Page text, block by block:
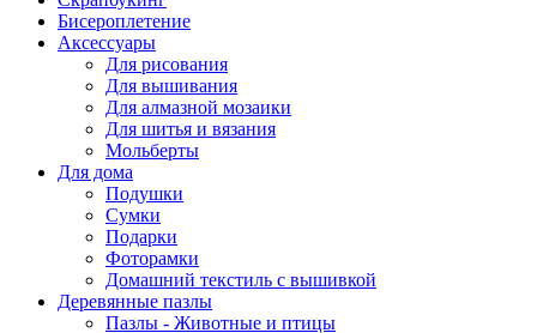
Бисероплетение
Аксессуары
Для рисования
Для вышивания
Для алмазной мозаики
Для шитья и вязания
Мольберты
Для дома
Подушки
Сумки
Подарки
Фоторамки
Домашний текстиль с вышивкой
Деревянные пазлы
Пазлы - Животные и птицы